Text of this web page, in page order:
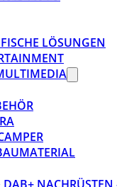
LÖSUNGEN